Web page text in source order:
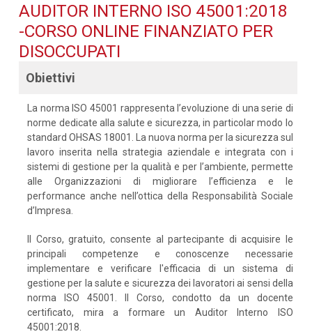
formazione
AUDITOR INTERNO ISO 45001:2018
-CORSO ONLINE FINANZIATO PER
DISOCCUPATI
Obiettivi
La norma ISO 45001 rappresenta l’evoluzione di una serie di
norme dedicate alla salute e sicurezza, in particolar modo lo
standard OHSAS 18001. La nuova norma per la sicurezza sul
lavoro inserita nella strategia aziendale e integrata con i
sistemi di gestione per la qualità e per l’ambiente, permette
alle Organizzazioni di migliorare l’efficienza e le
performance anche nell’ottica della Responsabilità Sociale
d’Impresa.
Il Corso, gratuito, consente al partecipante di acquisire le
principali competenze e conoscenze necessarie
implementare e verificare l'efficacia di un sistema di
gestione per la salute e sicurezza dei lavoratori ai sensi della
norma ISO 45001. Il Corso, condotto da un docente
certificato, mira a formare un Auditor Interno ISO
45001:2018.